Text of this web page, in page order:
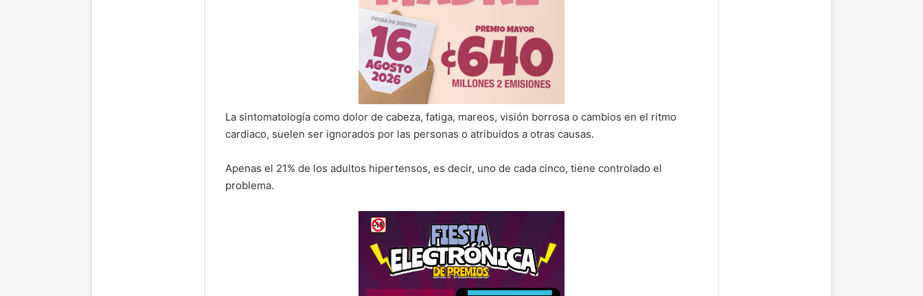
La sintomatología como dolor de cabeza, fatiga, mareos, visión borrosa o cambios en el ritmo
cardiaco, suelen ser ignorados por las personas o atribuidos a otras causas.
Apenas el 21% de los adultos hipertensos, es decir, uno de cada cinco, tiene controlado el
problema.